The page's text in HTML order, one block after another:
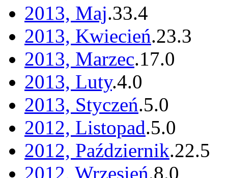
2013, Maj.33.4
2013, Kwiecień.23.3
2013, Marzec.17.0
2013, Luty.4.0
2013, Styczeń.5.0
2012, Listopad.5.0
2012, Październik.22.5
2012, Wrzesień.8.0